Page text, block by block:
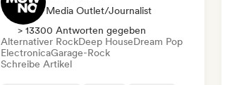
Media Outlet/Journalist
> 13300 Antworten gegeben
Alternativer RockDeep HouseDream Pop
ElectronicaGarage-Rock
Schreibe Artikel